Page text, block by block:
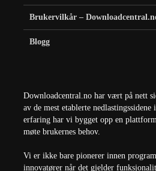
Brukervilkår –
Blogg
Downloadcentral.no har vært på nett
av de mest etablerte
erfaring har vi bygget opp en
møte brukernes behov.
Vi er ikke bare pionerer innen
innovatører når det gjelder